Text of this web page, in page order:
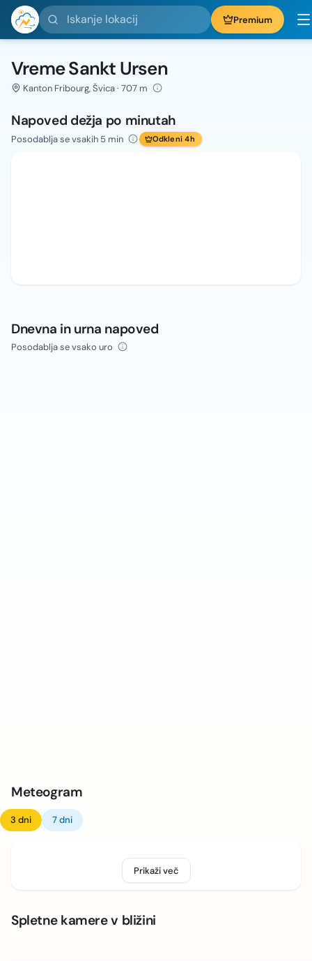
Iskanje lokacij Premium
Vreme Sankt Ursen
Kanton Fribourg, Švica · 707 m
Napoved dežja po minutah
Posodablja se vsakih 5 min Odkleni 4h
Dnevna in urna napoved
Posodablja se vsako uro
Meteogram
3 dni 7 dni
Prikaži več
Spletne kamere v bližini